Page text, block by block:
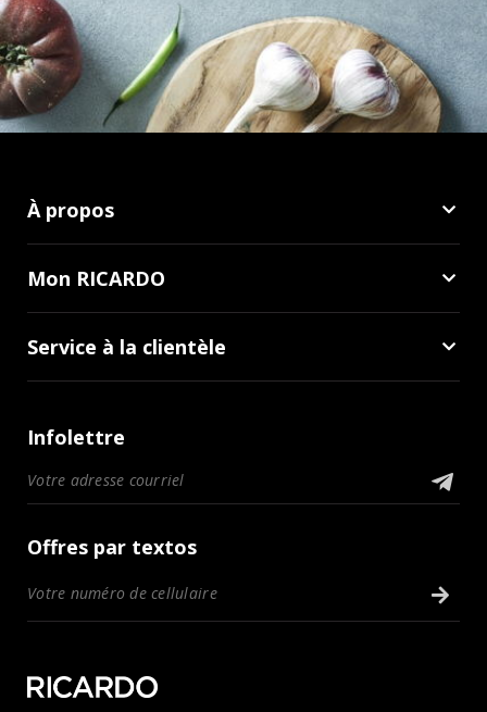
À propos
Mon RICARDO
Service à la clientèle
Infolettre
Offres par textos